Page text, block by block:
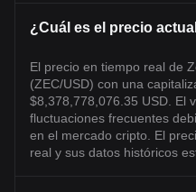
¿Cuál es el precio
El precio en tiempo real de
(ZEC/USD) con una
$8,378,778,076.35 USD. El
fluctuaciones frecuentes
en el mercado cripto. El
real y sus datos históricos